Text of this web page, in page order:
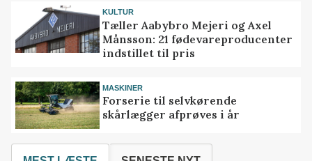
KULTUR
Tæller Aabybro Mejeri og Axel
Månsson: 21 fødevareproducenter
indstillet til pris
MASKINER
Forserie til selvkørende
skårlægger afprøves i år